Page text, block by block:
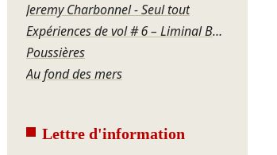
Jeremy Charbonnel - Seul tout
Expériences de vol # 6 – Liminal Box / Sirènes
Poussières
Au fond des mers
Lettre d'information